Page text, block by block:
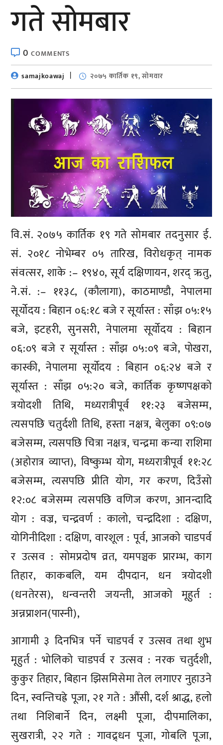
गते सोमबार
0COMMENTS
samajkoawaj
२०७५ कार्तिक १९, सोमवार
वि.सं. २०७५ कार्तिक १९ गते सोमबार तदनुसार ई.
सं. २०१८ नोभेम्बर ०५ तारिख, विरोधकृत् नामक
संवत्सर, शाके :– १९४०, सूर्य दक्षिणायन, शरद् ऋतु,
ने.सं. :– ११३८, (कौलागा), काठमाण्डौ, नेपालमा
सूर्योदय : बिहान ०६:१८ बजे र सूर्यास्त : साँझ ०५:१५
बजे, इटहरी, सुनसरी, नेपालमा सूर्योदय : बिहान
०६:०९ बजे र सूर्यास्त : साँझ ०५:०९ बजे, पोखरा,
कास्की, नेपालमा सूर्योदय : बिहान ०६:२४ बजे र
सूर्यास्त : साँझ ०५:२० बजे, कार्तिक कृष्णपक्षको
त्रयोदशी तिथि, मध्यरात्रीपूर्व ११:२३ बजेसम्म,
त्यसपछि चतुर्दशी तिथि, हस्ता नक्षत्र, बेलुका ०९:०७
बजेसम्म, त्यसपछि चित्रा नक्षत्र, चन्द्रमा कन्या राशिमा
(अहोरात्र व्याप्त), विष्कुम्भ योग, मध्यरात्रीपूर्व ११:२८
बजेसम्म, त्यसपछि प्रीति योग, गर करण, दिउँसो
१२:०८ बजेसम्म त्यसपछि वणिज करण, आनन्दादि
योग : वज्र, चन्द्रवर्ण : कालो, चन्द्रदिशा : दक्षिण,
योगिनीदिशा : दक्षिण, वारशूल : पूर्व, आजको चाडपर्व
र उत्सव : सोमप्रदोष व्रत, यमपञ्चक प्रारम्भ, काग
तिहार, काकबलि, यम दीपदान, धन त्रयोदशी
(धनतेरस), धन्वन्तरी जयन्ती, आजको मूहुर्त :
अन्नप्राशन(पास्नी),
आगामी ३ दिनभित्र पर्ने चाडपर्व र उत्सव तथा शुभ
मूहुर्त : भोलिको चाडपर्व र उत्सव : नरक चतुर्दशी,
कुकुर तिहार, बिहान झिसमिसेमा तेल लगाएर नुहाउने
दिन, स्वन्तिचह्रे पूजा, २१ गते : औंसी, दर्श श्राद्ध, हलो
तथा निशिबार्ने दिन, लक्ष्मी पूजा, दीपमालिका,
सुखरात्री, २२ गते : गावद्र्धन पूजा, गोबलि पूजा,